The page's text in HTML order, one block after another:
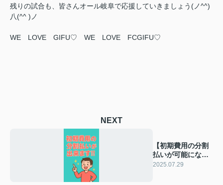
残りの試合も、皆さんオール岐阜で応援していきましょう(ノ^^)
八(^^ )ノ
WE LOVE GIFU♡ WE LOVE FCGIFU♡
NEXT
【初期費用の分割
払いが可能になり
ました】
2025.07.29